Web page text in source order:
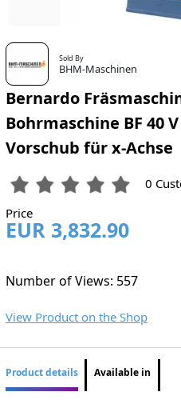
Sold By
BHM-Maschinen
Bernardo
Bohrmaschine BF 40
Vorschub für x-Achse
0
Price
EUR 3,832.90
Number of Views: 557
View Product on the Shop
Product details Available in